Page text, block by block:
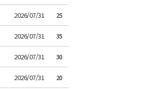
2026/07/31 25
2026/07/31 35
2026/07/31 30
2026/07/31 20